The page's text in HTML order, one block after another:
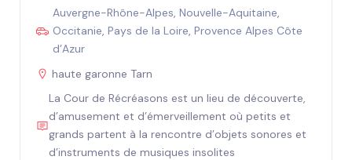
Auvergne-Rhône-Alpes, Nouvelle-Aquitaine,
Occitanie, Pays de la Loire, Provence Alpes Côte
d’Azur
haute garonne Tarn
La Cour de Récréasons est un lieu de découverte,
d’amusement et d’émerveillement où petits et
grands partent à la rencontre d’objets sonores et
d’instruments de musiques insolites